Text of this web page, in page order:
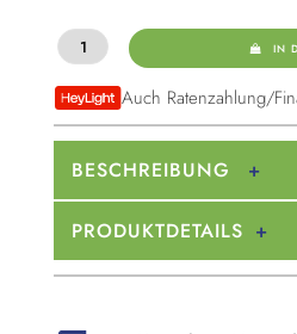
IN
Auch Ratenzahlung/
BESCHREIBUNG
PRODUKTDETAILS